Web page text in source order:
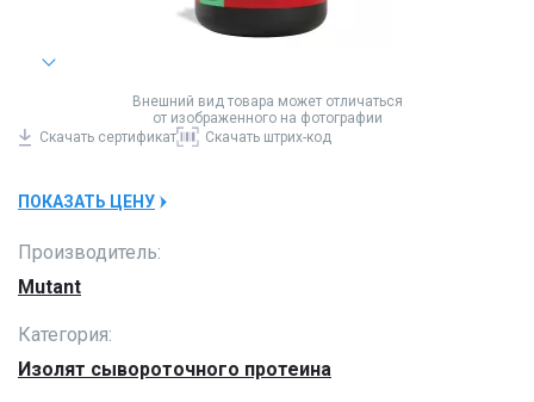
Внешний вид товара может отличаться
от изображенного на фотографии
Скачать сертификат Скачать штрих-код
ПОКАЗАТЬ ЦЕНУ
Производитель:
Mutant
Категория:
Изолят сывороточного протеина